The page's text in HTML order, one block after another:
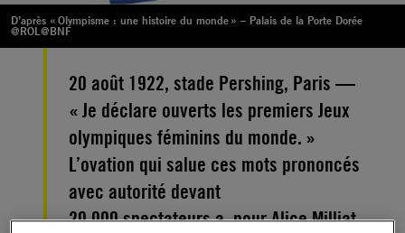
D’après « Olympisme : une histoire du monde » – Palais de la Porte Dorée
@ROL@BNF
20 août 1922, stade Pershing, Paris —
« Je déclare ouverts les premiers Jeux
olympiques féminins du monde. »
L’ovation qui salue ces mots prononcés
avec autorité devant
20 000 spectateurs a, pour Alice Milliat,